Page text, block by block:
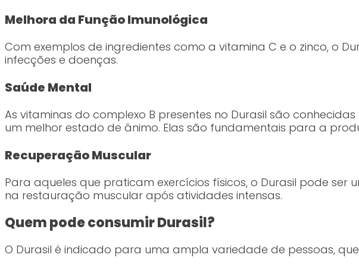
Melhora da Função Imunológica
Com exemplos de ingredientes como a vitamina C e o zinco, o
infecções e doenças.
Saúde Mental
As vitaminas do complexo B presentes no Durasil são
um melhor estado de ânimo. Elas são fundamentais para a
Recuperação Muscular
Para aqueles que praticam exercícios físicos, o Durasil pode
na restauração muscular após atividades intensas.
Quem pode consumir Durasil?
O Durasil é indicado para uma ampla variedade de pessoas,